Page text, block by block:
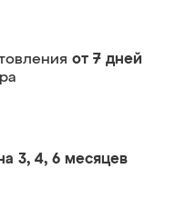
от 7 дней
3, 4, 6 месяцев